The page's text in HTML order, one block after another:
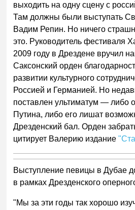
выходить на одну сцену с
Там должны были выступать
Вадим Репин. Но ничего
это. Руководитель фестиваля
2009 году в Дрездене вручил
Саксонский орден
развитии культурного
Россией и Германией. Но
поставлен ультиматум — либо
Путина, либо его лишат
Дрезденский бал. Орден
цитирует Валерию издание
Выступление певицы в Дубае
в рамках Дрезденского
"Мы за эти годы так хорошо